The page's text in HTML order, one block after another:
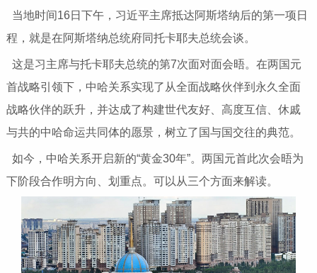
当地时间16日下午，习近平主席抵达阿斯塔纳后的第一项日
程，就是在阿斯塔纳总统府同托卡耶夫总统会谈。
这是习主席与托卡耶夫总统的第7次面对面会晤。在两国元
首战略引领下，中哈关系实现了从全面战略伙伴到永久全面
战略伙伴的跃升，并达成了构建世代友好、高度互信、休戚
与共的中哈命运共同体的愿景，树立了国与国交往的典范。
如今，中哈关系开启新的“黄金30年”。两国元首此次会晤为
下阶段合作明方向、划重点。可以从三个方面来解读。